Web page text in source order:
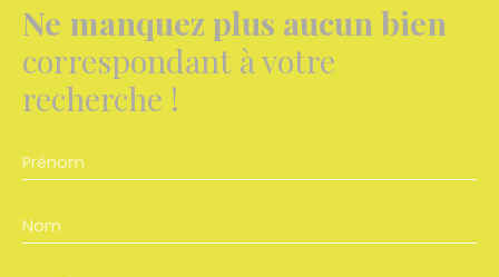
Ne manquez plus aucun bien
correspondant à votre
recherche !
Prénom
Nom